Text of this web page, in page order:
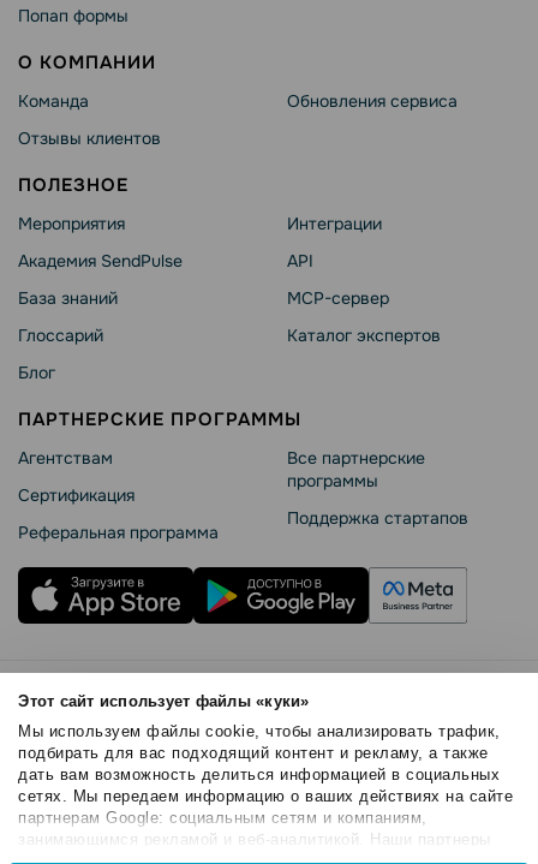
Этот сайт использует файлы «куки»
Мы используем файлы cookie, чтобы анализировать трафик,
подбирать для вас подходящий контент и рекламу, а также
дать вам возможность делиться информацией в социальных
сетях. Мы передаем информацию о ваших действиях на сайте
партнерам Google: социальным сетям и компаниям,
занимающимся рекламой и веб-аналитикой. Наши партнеры
Попап формы
О КОМПАНИИ
Команда
Отзывы клиентов
Обновления сервиса
ПОЛЕЗНОЕ
Мероприятия
Академия SendPulse
База знаний
Глоссарий
Блог
Интеграции
API
MCP-сервер
Каталог экспертов
ПАРТНЕРСКИЕ ПРОГРАММЫ
Агентствам
Сертификация
Реферальная программа
Все партнерские
программы
Поддержка стартапов
Правила использования
Безопасность SendPulse
Политика конфиденциальности
Политика Cookies
© 2015 - 2026. SendPulse Inc. Все права защищены